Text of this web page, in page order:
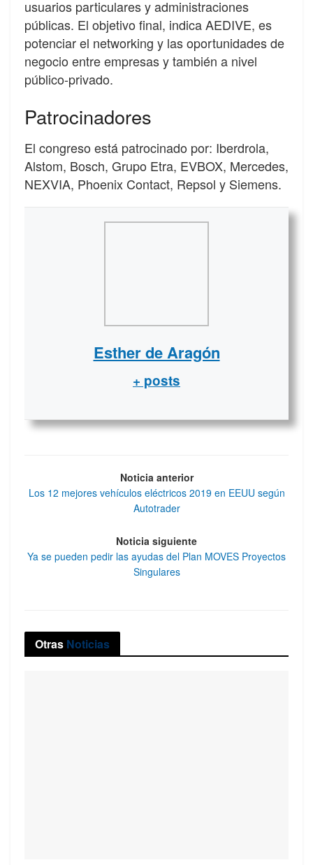
usuarios particulares y administraciones
públicas. El objetivo final, indica AEDIVE, es
potenciar el networking y las oportunidades de
negocio entre empresas y también a nivel
público-privado.
Patrocinadores
El congreso está patrocinado por: Iberdrola,
Alstom, Bosch, Grupo Etra, EVBOX, Mercedes,
NEXVIA, Phoenix Contact, Repsol y Siemens.
Esther de Aragón
+ posts
Noticia anterior
Los 12 mejores vehículos eléctricos 2019 en EEUU según
Autotrader
Noticia siguiente
Ya se pueden pedir las ayudas del Plan MOVES Proyectos
Singulares
Otras Noticias